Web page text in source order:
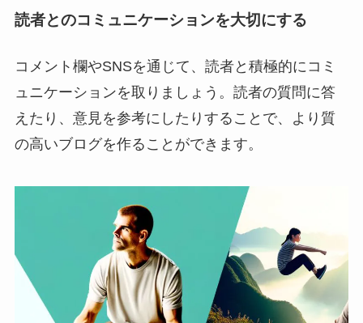
読者とのコミュニケーションを大切にする
コメント欄やSNSを通じて、読者と積極的にコミ
ュニケーションを取りましょう。読者の質問に答
えたり、意見を参考にしたりすることで、より質
の高いブログを作ることができます。